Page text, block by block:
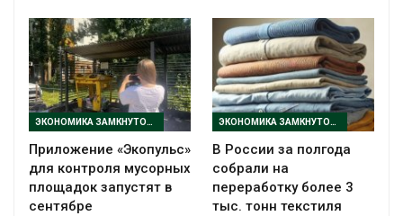
ЭКОНОМИКА ЗАМКНУТОГО ЦИКЛА
Приложение «Экопульс»
для контроля мусорных
площадок запустят в
сентябре
ЭКОНОМИКА ЗАМКНУТОГО ЦИКЛА
В России за полгода
собрали на
переработку более 3
тыс. тонн текстиля